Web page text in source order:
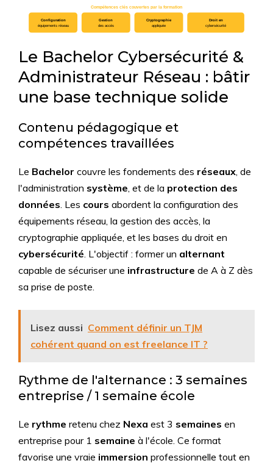
Compétences clés couvertes par la formation
Configuration
équipements réseau
Gestion
des accès
Cryptographie
appliquée
Droit en
cybersécurité
Le Bachelor Cybersécurité &
Administrateur Réseau : bâtir
une base technique solide
Contenu pédagogique et
compétences travaillées
Le Bachelor couvre les fondements des réseaux , de
l'administration système , et de la protection des
données . Les cours abordent la configuration des
équipements réseau, la gestion des accès, la
cryptographie appliquée, et les bases du droit en
cybersécurité . L'objectif : former un alternant
capable de sécuriser une infrastructure de A à Z dès
sa prise de poste.
Lisez aussi Comment définir un TJM
cohérent quand on est freelance IT ?
Rythme de l'alternance : 3 semaines
entreprise / 1 semaine école
Le rythme retenu chez Nexa est 3 semaines en
entreprise pour 1 semaine à l'école. Ce format
favorise une vraie immersion professionnelle tout en